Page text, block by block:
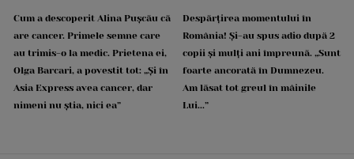
Cum a descoperit Alina Pușcău că
are cancer. Primele semne care
au trimis-o la medic. Prietena ei,
Olga Barcari, a povestit tot: „Și în
Asia Express avea cancer, dar
nimeni nu știa, nici ea”
Despărțirea momentului în
România! Și-au spus adio după 2
copii și mulți ani împreună. „Sunt
foarte ancorată în Dumnezeu.
Am lăsat tot greul în mâinile
Lui...”